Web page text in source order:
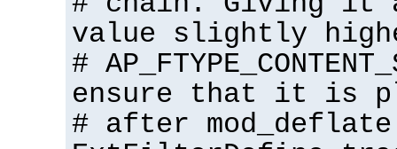
value slightly
#
ensure that it is
# after